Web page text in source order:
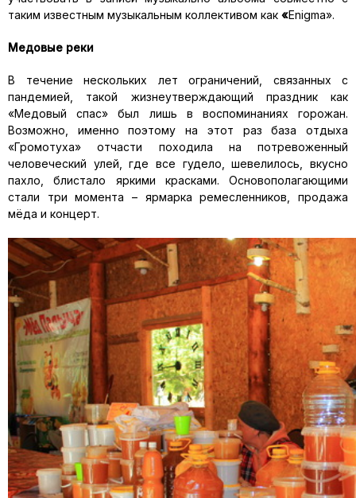
таким известным музыкальным коллективом как «Enigma».
Медовые реки
В течение нескольких лет ограничений, связанных с
пандемией, такой жизнеутверждающий праздник как
«Медовый спас» был лишь в воспоминаниях горожан.
Возможно, именно поэтому на этот раз база отдыха
«Громотуха» отчасти походила на потревоженный
человеческий улей, где все гудело, шевелилось, вкусно
пахло, блистало яркими красками. Основополагающими
стали три момента – ярмарка ремесленников, продажа
мёда и концерт.